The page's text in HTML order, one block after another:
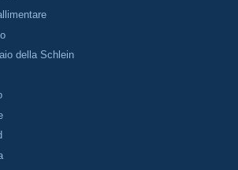
della Schlein